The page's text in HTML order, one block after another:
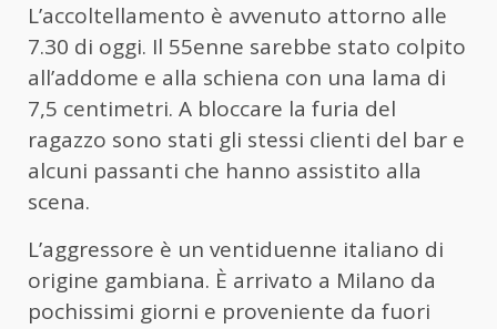
L’accoltellamento è avvenuto attorno alle
7.30 di oggi. Il 55enne sarebbe stato colpito
all’addome e alla schiena con una lama di
7,5 centimetri. A bloccare la furia del
ragazzo sono stati gli stessi clienti del bar e
alcuni passanti che hanno assistito alla
scena.
L’aggressore è un ventiduenne italiano di
origine gambiana. È arrivato a Milano da
pochissimi giorni e proveniente da fuori